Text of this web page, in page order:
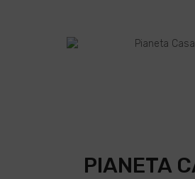
PIANETA